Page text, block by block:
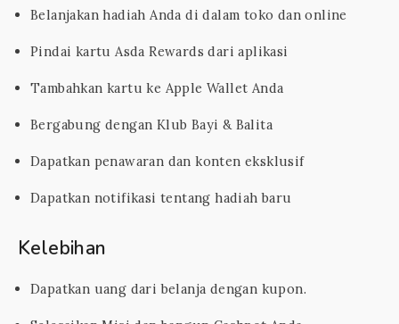
Belanjakan hadiah Anda di dalam toko dan online
Pindai kartu Asda Rewards dari aplikasi
Tambahkan kartu ke Apple Wallet Anda
Bergabung dengan Klub Bayi & Balita
Dapatkan penawaran dan konten eksklusif
Dapatkan notifikasi tentang hadiah baru
Kelebihan
Dapatkan uang dari belanja dengan kupon.